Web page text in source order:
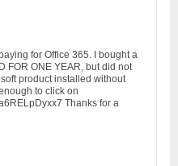
for Office 365. I bought a
FOR ONE YEAR, but did not
product installed without
to click on
Thanks for a